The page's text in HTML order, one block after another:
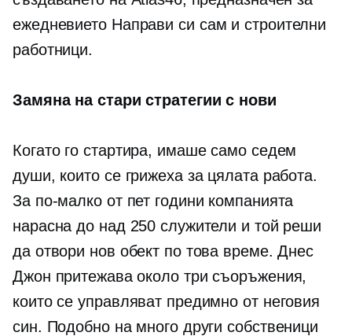
ежедневието Направи си сам и строителни
работници.
Замяна на стари стратегии с нови
Когато го стартира, имаше само седем
души, които се грижеха за цялата работа.
За по-малко от пет години компанията
нарасна до над 250 служители и той реши
да отвори нов обект по това време. Днес
Джон притежава около три съоръжения,
които се управляват предимно от неговия
син. Подобно на много други собственици